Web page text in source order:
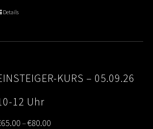
Details
KURS – 05.09.26
12 Uhr
65.00–€80.00